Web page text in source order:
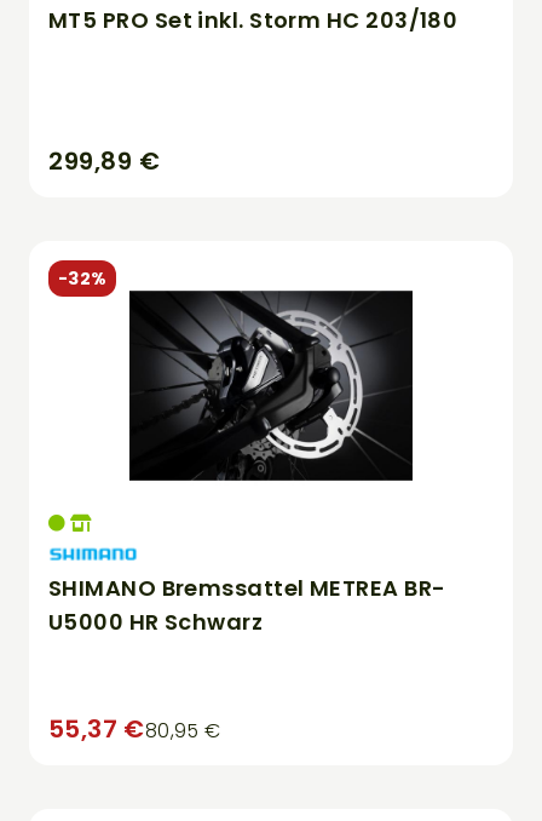
MT5 PRO Set inkl. Storm HC 203/180
299,89 €
-32%
SHIMANO Bremssattel METREA BR-
U5000 HR Schwarz
55,37 €80,95 €